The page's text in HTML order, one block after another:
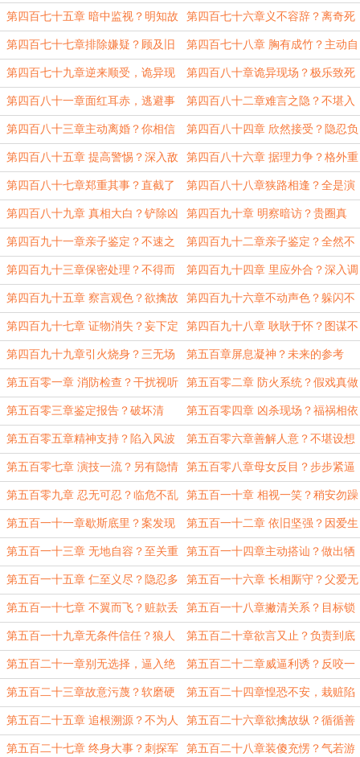
友 伏
第四百七十五章 暗中监视？明知故
问
第四百七十六章义不容辞？离奇死
亡
第四百七十七章排除嫌疑？顾及旧
情
第四百七十八章 胸有成竹？主动自
首？
第四百七十九章逆来顺受，诡异现
场
第四百八十章诡异现场？极乐致死
第四百八十一章面红耳赤，逃避事
实
第四百八十二章难言之隐？不堪入
目
第四百八十三章主动离婚？你相信
吗？
第四百八十四章 欣然接受？隐忍负
重
第四百八十五章 提高警惕？深入敌
营
第四百八十六章 据理力争？格外重
视
第四百八十七章郑重其事？直截了
当
第四百八十八章狭路相逢？全是演
员？
第四百八十九章 真相大白？铲除凶
手
第四百九十章 明察暗访？贵圈真
乱！
第四百九十一章亲子鉴定？不速之
客
第四百九十二章亲子鉴定？全然不
顾
第四百九十三章保密处理？不得而
知
第四百九十四章 里应外合？深入调
查
第四百九十五章 察言观色？欲擒故
纵
第四百九十六章不动声色？躲闪不
及
第四百九十七章 证物消失？妄下定
论
第四百九十八章 耿耿于怀？图谋不
轨
第四百九十九章引火烧身？三无场
所
第五百章屏息凝神？未来的参考
第五百零一章 消防检查？干扰视听 第五百零二章 防火系统？假戏真做
第五百零三章鉴定报告？破坏清
誉？
第五百零四章 凶杀现场？福祸相依
第五百零五章精神支持？陷入风波 第五百零六章善解人意？不堪设想
第五百零七章 演技一流？另有隐情 第五百零八章母女反目？步步紧逼
第五百零九章 忍无可忍？临危不乱 第五百一十章 相视一笑？稍安勿躁
第五百一十一章歇斯底里？案发现
场
第五百一十二章 依旧坚强？因爱生
恨
第五百一十三章 无地自容？至关重
要
第五百一十四章主动搭讪？做出牺
牲
第五百一十五章 仁至义尽？隐忍多
年
第五百一十六章 长相厮守？父爱无
言
第五百一十七章 不翼而飞？赃款丢
失
第五百一十八章撇清关系？目标锁
定
第五百一十九章无条件信任？狼人
互踩
第五百二十章欲言又止？负责到底
第五百二十一章别无选择，逼入绝
境
第五百二十二章威逼利诱？反咬一
口
第五百二十三章故意污蔑？软磨硬
泡
第五百二十四章惶恐不安，栽赃陷
害
第五百二十五章 追根溯源？不为人
知
第五百二十六章欲擒故纵？循循善
诱
第五百二十七章 终身大事？刺探军 第五百二十八章装傻充愣？气若游